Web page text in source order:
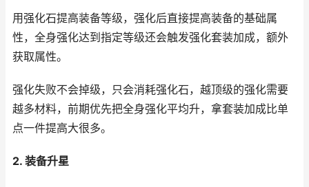
用强化石提高装备等级，强化后直接提高装备的基础属
性，全身强化达到指定等级还会触发强化套装加成，额外
获取属性。
强化失败不会掉级，只会消耗强化石，越顶级的强化需要
越多材料，前期优先把全身强化平均升，拿套装加成比单
点一件提高大很多。
2. 装备升星